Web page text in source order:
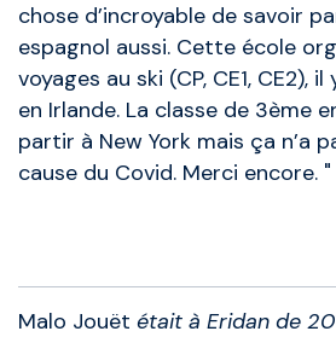
chose d’incroyable de savoir
espagnol aussi. Cette école
voyages au ski (CP, CE1, CE2),
en Irlande. La classe de 3ème
partir à New York mais ça n’a
cause du Covid. Merci encore. "
Malo Jouët était à Eridan de